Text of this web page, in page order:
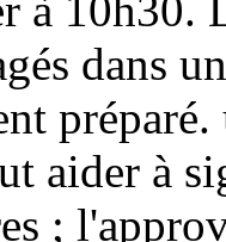
dans
aider à
;